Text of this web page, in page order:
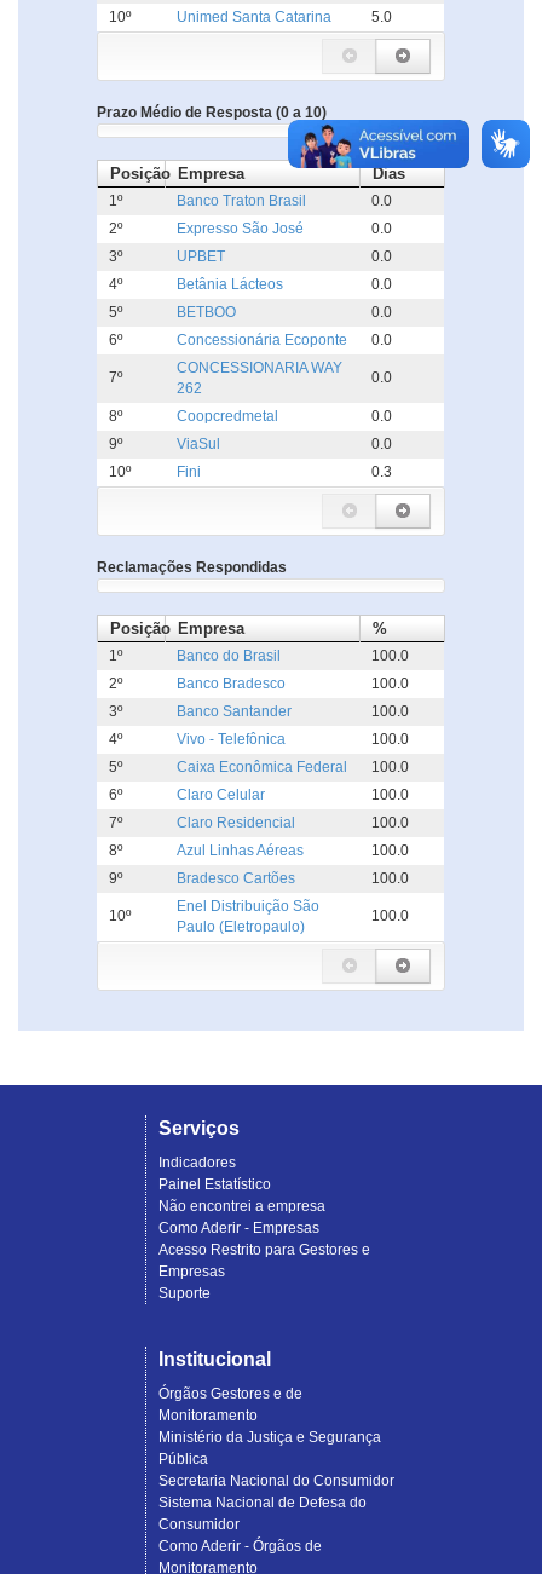
10º
Unimed Santa Catarina 5.0
Prazo Médio de Resposta (0 a 10)
Posição Empresa Dias
1º Banco Traton Brasil
0.0
2º
Expresso São José
0.0
3º
UPBET
0.0
4º
Betânia Lácteos
0.0
5º
BETBOO
0.0
6º
Concessionária Ecoponte 0.0
7º
CONCESSIONARIA WAY
262
0.0
8º Coopcredmetal
0.0
9º
ViaSul
0.0
10º
Fini 0.3
Reclamações Respondidas
Posição Empresa %
1º Banco do Brasil
100.0
2º
Banco Bradesco
100.0
3º
Banco Santander
100.0
4º
Vivo - Telefônica
100.0
5º
Caixa Econômica Federal
100.0
6º
Claro Celular
100.0
7º
Claro Residencial
100.0
8º
Azul Linhas Aéreas
100.0
9º
Bradesco Cartões 100.0
10º
Enel Distribuição São
Paulo (Eletropaulo)
100.0
Serviços
Indicadores
Painel Estatístico
Não encontrei a empresa
Como Aderir - Empresas
Acesso Restrito para Gestores e
Empresas
Suporte
Institucional
Órgãos Gestores e de
Monitoramento
Ministério da Justiça e Segurança
Pública
Secretaria Nacional do Consumidor
Sistema Nacional de Defesa do
Consumidor
Como Aderir - Órgãos de
Monitoramento